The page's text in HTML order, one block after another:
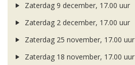
Zaterdag 9 december, 17.00 uur
Zaterdag 2 december, 17.00 uur
Zaterdag 25 november, 17.00 uur
Zaterdag 18 november, 17.00 uur